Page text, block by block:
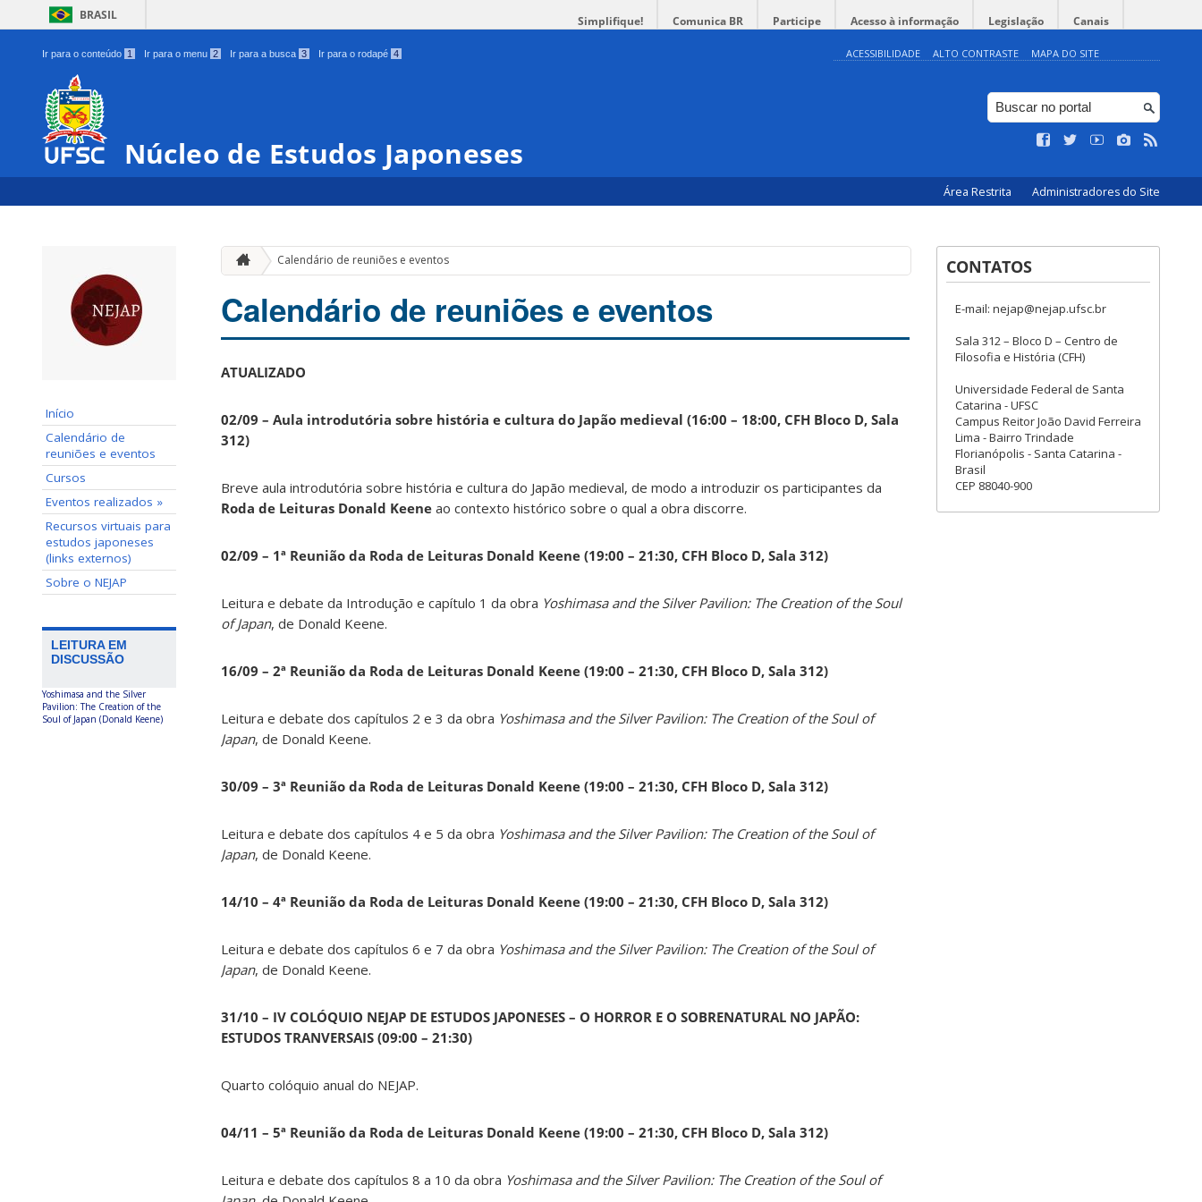
BRASIL Simplifique! Comunica BR Participe Acesso à informação Legislação Canais
Ir para o conteúdo 1 Ir para o menu 2 Ir para a busca 3 Ir para o rodapé 4 ACESSIBILIDADE ALTO CONTRASTE MAPA DO SITE
Núcleo de Estudos Japoneses
Área Restrita Administradores do Site
Início
Calendário de
reuniões e eventos
Cursos
Eventos realizados »
Recursos virtuais para
estudos japoneses
(links externos)
Sobre o NEJAP
LEITURA EM
DISCUSSÃO
Yoshimasa and the Silver
Pavilion: The Creation of the
Soul of Japan (Donald Keene)
Calendário de reuniões e eventos
Calendário de reuniões e eventos
ATUALIZADO
02/09 – Aula introdutória sobre história e cultura do Japão medieval (16:00 – 18:00, CFH Bloco D, Sala
312)
Breve aula introdutória sobre história e cultura do Japão medieval, de modo a introduzir os participantes da
Roda de Leituras Donald Keene ao contexto histórico sobre o qual a obra discorre.
02/09 – 1ª Reunião da Roda de Leituras Donald Keene (19:00 – 21:30, CFH Bloco D, Sala 312)
Leitura e debate da Introdução e capítulo 1 da obra Yoshimasa and the Silver Pavilion: The Creation of the Soul
of Japan, de Donald Keene.
16/09 – 2ª Reunião da Roda de Leituras Donald Keene (19:00 – 21:30, CFH Bloco D, Sala 312)
Leitura e debate dos capítulos 2 e 3 da obra Yoshimasa and the Silver Pavilion: The Creation of the Soul of
Japan, de Donald Keene.
30/09 – 3ª Reunião da Roda de Leituras Donald Keene (19:00 – 21:30, CFH Bloco D, Sala 312)
Leitura e debate dos capítulos 4 e 5 da obra Yoshimasa and the Silver Pavilion: The Creation of the Soul of
Japan, de Donald Keene.
14/10 – 4ª Reunião da Roda de Leituras Donald Keene (19:00 – 21:30, CFH Bloco D, Sala 312)
Leitura e debate dos capítulos 6 e 7 da obra Yoshimasa and the Silver Pavilion: The Creation of the Soul of
Japan, de Donald Keene.
31/10 – IV COLÓQUIO NEJAP DE ESTUDOS JAPONESES – O HORROR E O SOBRENATURAL NO JAPÃO:
ESTUDOS TRANVERSAIS (09:00 – 21:30)
Quarto colóquio anual do NEJAP.
04/11 – 5ª Reunião da Roda de Leituras Donald Keene (19:00 – 21:30, CFH Bloco D, Sala 312)
Leitura e debate dos capítulos 8 a 10 da obra Yoshimasa and the Silver Pavilion: The Creation of the Soul of
CONTATOS
E-mail: nejap@nejap.ufsc.br
Sala 312 – Bloco D – Centro de
Filosofia e História (CFH)
Universidade Federal de Santa
Catarina - UFSC
Campus Reitor João David Ferreira
Lima - Bairro Trindade
Florianópolis - Santa Catarina -
Brasil
CEP 88040-900